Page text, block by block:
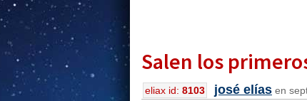
Salen los
eliax id: 8103 josé elías en